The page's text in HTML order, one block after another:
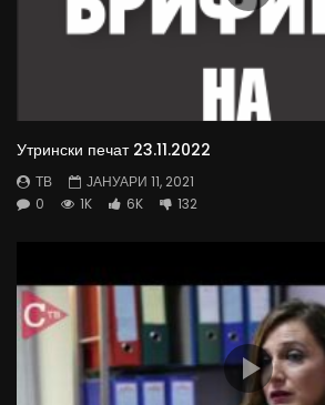
Утрински печат 23.11.2022
ТВ
ЈАНУАРИ 11, 2021
0
1K 6K 132